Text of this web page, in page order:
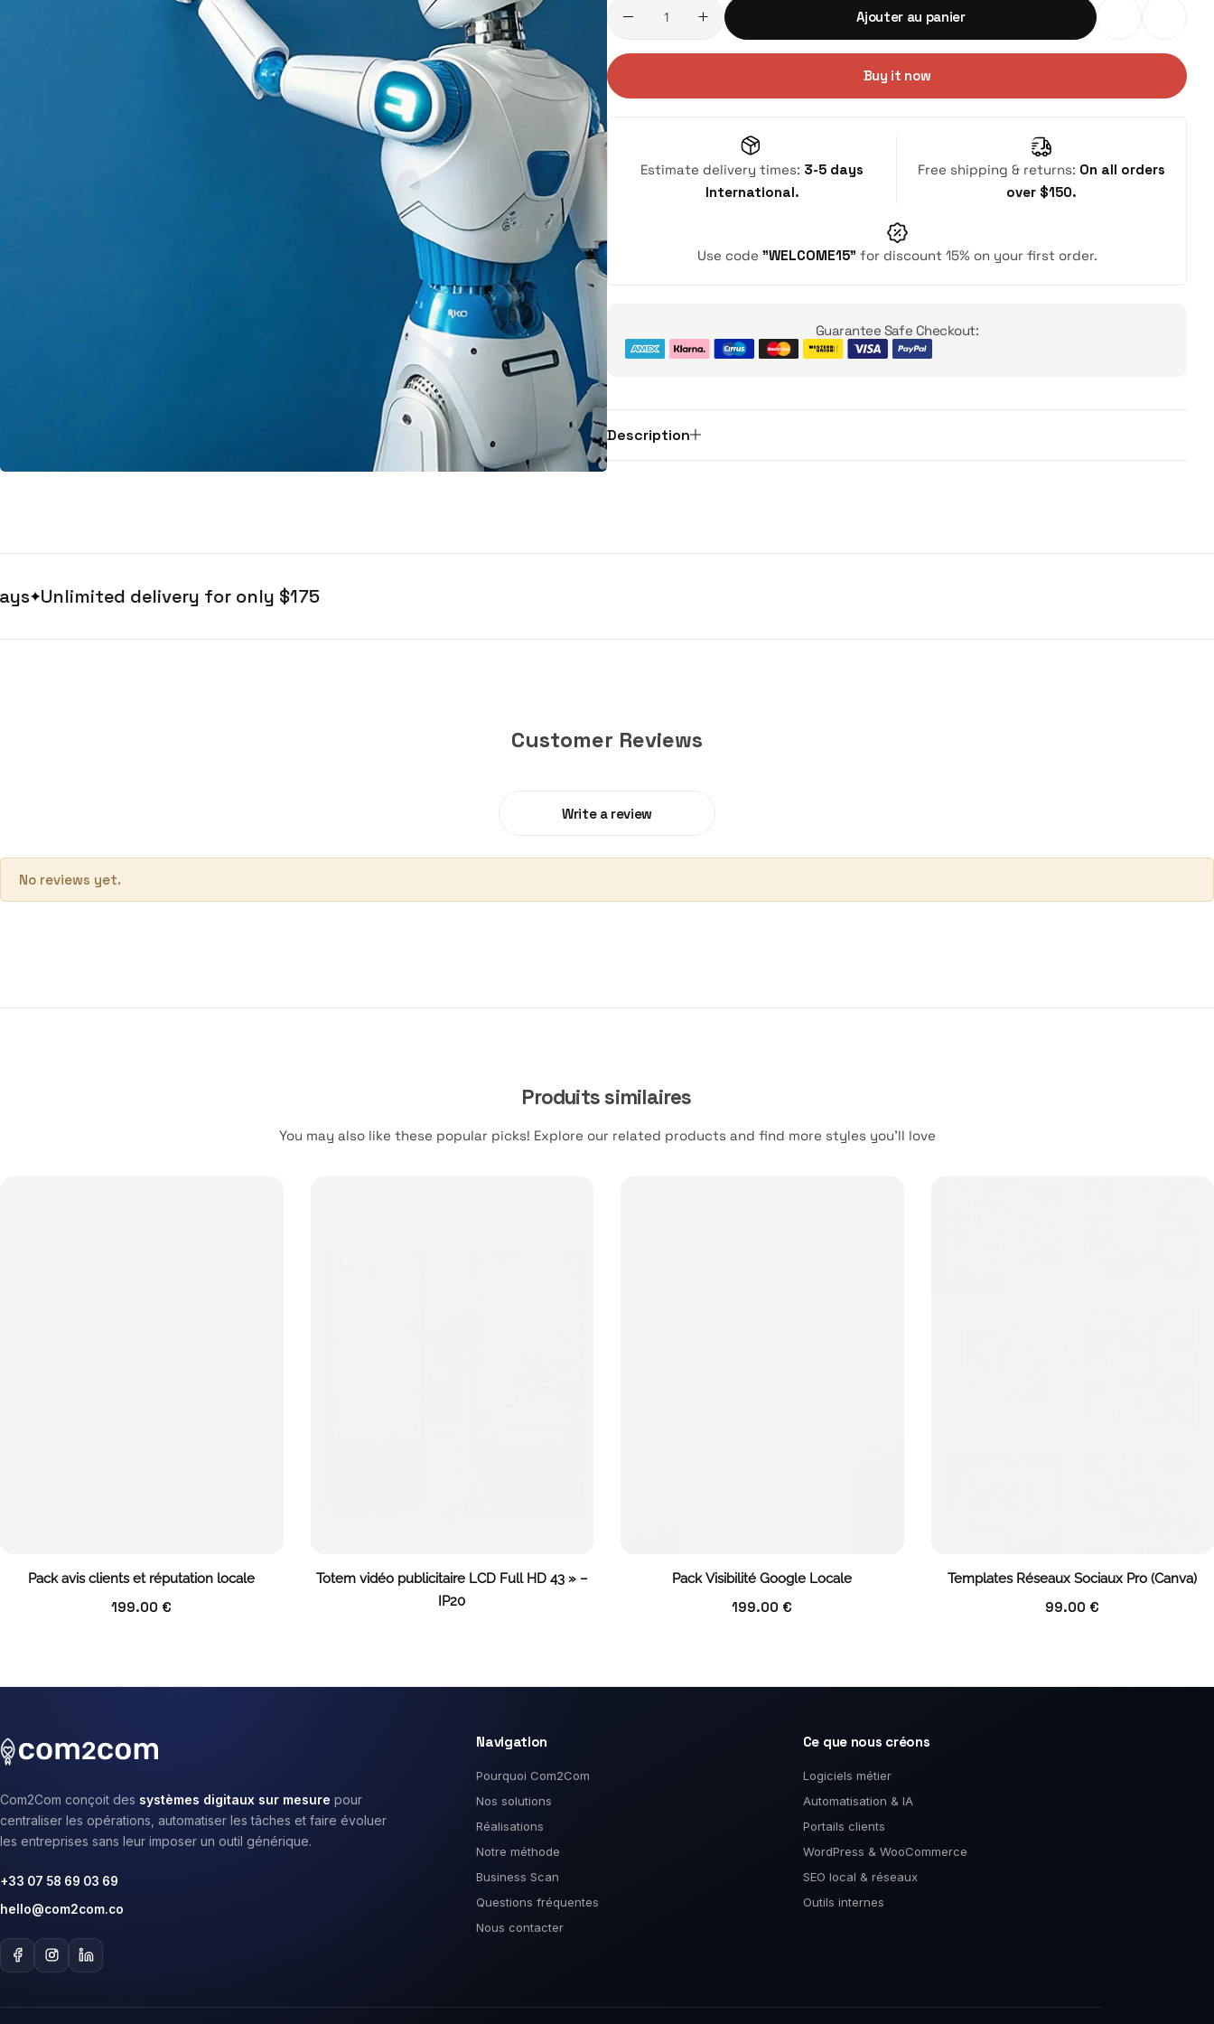
Ajouter au panier
Buy it now
Estimate delivery times: 3-5 days
International.
Free shipping & returns: On all orders
over $150.
Use code "WELCOME15" for discount 15% on your first order.
Guarantee Safe Checkout:
Description
Unlimited delivery for only $175
Customer Reviews
Write a review
No reviews yet.
Produits similaires
You may also like these popular picks! Explore our related products and find more styles you’ll love
Pack avis clients et réputation locale
199.00 €
Totem vidéo publicitaire LCD Full HD 43 » –
IP20
Pack Visibilité Google Locale
199.00 €
Templates Réseaux Sociaux Pro (Canva)
99.00 €
Com2Com conçoit des systèmes digitaux sur mesure pour
centraliser les opérations, automatiser les tâches et faire évoluer
les entreprises sans leur imposer un outil générique.
+33 07 58 69 03 69
hello@com2com.co
Navigation
Pourquoi Com2Com
Nos solutions
Réalisations
Notre méthode
Business Scan
Questions fréquentes
Nous contacter
Ce que nous créons
Logiciels métier
Automatisation & IA
Portails clients
WordPress & WooCommerce
SEO local & réseaux
Outils internes